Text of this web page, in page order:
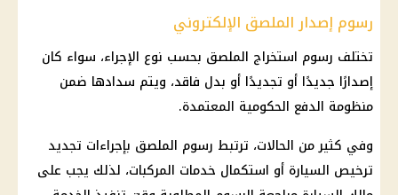
رسوم إصدار الملصق الإلكتروني
تختلف رسوم استخراج الملصق بحسب نوع الإجراء، سواء كان
إصدارًا جديدًا أو تجديدًا أو بدل فاقد، ويتم سدادها ضمن
منظومة الدفع الحكومية المعتمدة.
وفي كثير من الحالات، ترتبط رسوم الملصق بإجراءات تجديد
ترخيص السيارة أو استكمال خدمات المركبات، لذلك يجب على